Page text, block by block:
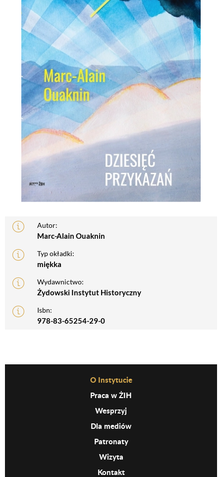
Autor:
Marc-Alain Ouaknin
Typ okładki:
miękka
Wydawnictwo:
Żydowski Instytut Historyczny
Isbn:
978-83-65254-29-0
Before Footer MenuO Instytucie
Praca w ŻIH
Wesprzyj
Dla mediów
Patronaty
Wizyta
Kontakt